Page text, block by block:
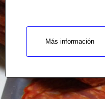
Más información